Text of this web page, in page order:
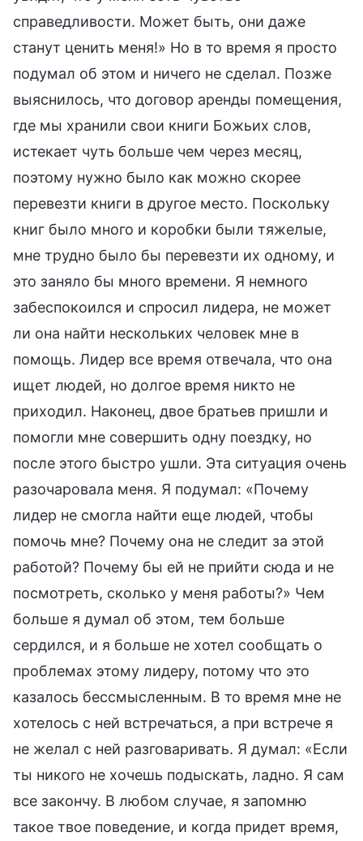
справедливости. Может быть, они даже
станут ценить меня!» Но в то время я просто
подумал об этом и ничего не сделал. Позже
выяснилось, что договор аренды помещения,
где мы хранили свои книги Божьих слов,
истекает чуть больше чем через месяц,
поэтому нужно было как можно скорее
перевезти книги в другое место. Поскольку
книг было много и коробки были тяжелые,
мне трудно было бы перевезти их одному, и
это заняло бы много времени. Я немного
забеспокоился и спросил лидера, не может
ли она найти нескольких человек мне в
помощь. Лидер все время отвечала, что она
ищет людей, но долгое время никто не
приходил. Наконец, двое братьев пришли и
помогли мне совершить одну поездку, но
после этого быстро ушли. Эта ситуация очень
разочаровала меня. Я подумал: «Почему
лидер не смогла найти еще людей, чтобы
помочь мне? Почему она не следит за этой
работой? Почему бы ей не прийти сюда и не
посмотреть, сколько у меня работы?» Чем
больше я думал об этом, тем больше
сердился, и я больше не хотел сообщать о
проблемах этому лидеру, потому что это
казалось бессмысленным. В то время мне не
хотелось с ней встречаться, а при встрече я
не желал с ней разговаривать. Я думал: «Если
ты никого не хочешь подыскать, ладно. Я сам
все закончу. В любом случае, я запомню
такое твое поведение, и когда придет время,